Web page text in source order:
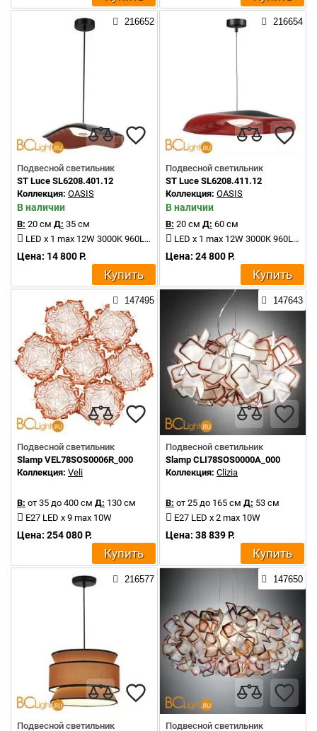
216652
Подвесной светильник
ST Luce SL6208.401.12
Коллекция: OASIS
В наличии
В: 20 см Д: 35 см
LED x 1 max 12W 3000K 960Lm
Цена: 14 800 Р.
Купить
216654
Подвесной светильник
ST Luce SL6208.411.12
Коллекция: OASIS
В наличии
В: 20 см Д: 60 см
LED x 1 max 12W 3000K 960Lm
Цена: 24 800 Р.
Купить
147495
Подвесной светильник
Slamp VEL78SOS0006R_000
Коллекция: Veli
В: от 35 до 400 см Д: 130 см
E27 LED x 9 max 10W
Цена: 254 080 Р.
Купить
147643
Подвесной светильник
Slamp CLI78SOS0000A_000
Коллекция: Clizia
В: от 25 до 165 см Д: 53 см
E27 LED x 2 max 10W
Цена: 38 839 Р.
Купить
216577
Подвесной светильник
147650
Подвесной светильник